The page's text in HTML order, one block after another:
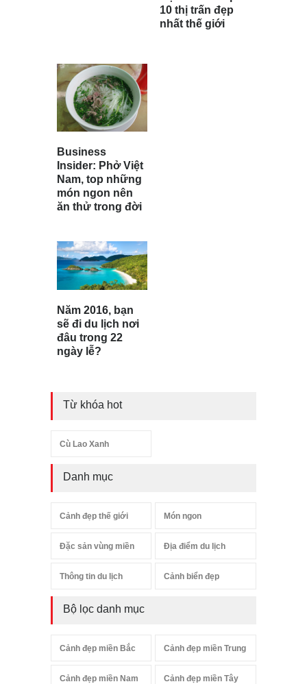
10 thị trấn đẹp
nhất thế giới
Business
Insider: Phở Việt
Nam, top những
món ngon nên
ăn thử trong đời
Năm 2016, bạn
sẽ đi du lịch nơi
đâu trong 22
ngày lễ?
Từ khóa hot
Cù Lao Xanh
Danh mục
Cảnh đẹp thế giới Món ngon
Đặc sản vùng miền Địa điểm du lịch
Thông tin du lịch Cảnh biển đẹp
Bộ lọc danh mục
Cảnh đẹp miền Bắc Cảnh đẹp miền Trung
Cảnh đẹp miền Nam Cảnh đẹp miền Tây